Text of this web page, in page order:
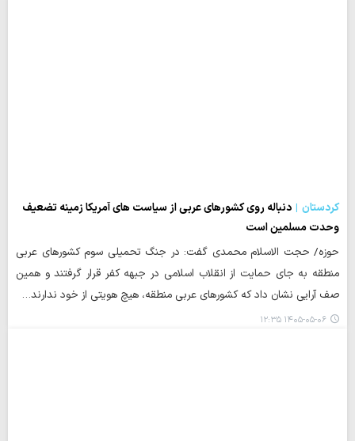
کردستان
دنباله روی کشورهای عربی از سیاست های آمریکا زمینه تضعیف
وحدت مسلمین است
حوزه/ حجت الاسلام محمدی گفت: در جنگ تحمیلی سوم کشورهای عربی
منطقه به جای حمایت از انقلاب اسلامی در جبهه کفر قرار گرفتند و همین
صف آرایی نشان داد که کشورهای عربی منطقه، هیچ هویتی از خود ندارند…
۱۴۰۵-۰۵-۰۶ ۱۲:۳۵